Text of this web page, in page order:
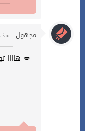
مجهول : منذ 4 سنوات
💋 هاااا